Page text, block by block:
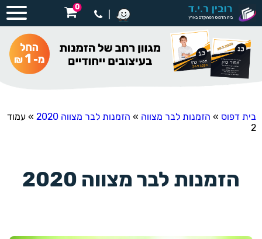
0
בית דפוס » הזמנות לבר מצווה » הזמנות לבר מצווה 2020 » עמוד
2
הזמנות לבר מצווה 2020